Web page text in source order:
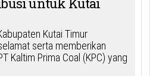
Kutai Timur
serta memberikan
Kaltim Prima Coal (KPC) yang